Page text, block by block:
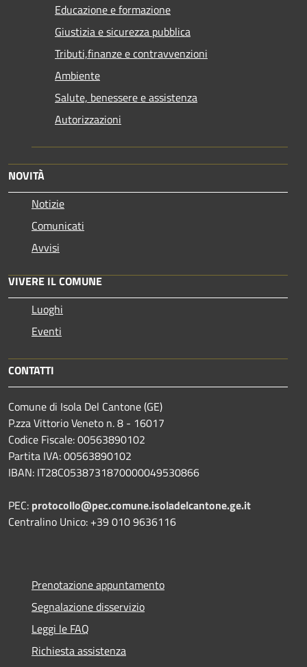
Educazione e formazione
Giustizia e sicurezza pubblica
Tributi,finanze e contravvenzioni
Ambiente
Salute, benessere e assistenza
Autorizzazioni
NOVITÀ
Notizie
Comunicati
Avvisi
VIVERE IL COMUNE
Luoghi
Eventi
CONTATTI
Comune di Isola Del Cantone (GE)
P.zza Vittorio Veneto n. 8 - 16017
Codice Fiscale: 00563890102
Partita IVA: 00563890102
IBAN: IT28C0538731870000049530866
PEC: protocollo@pec.comune.isoladelcantone.ge.it
Centralino Unico: +39 010 9636116
Prenotazione appuntamento
Segnalazione disservizio
Leggi le FAQ
Richiesta assistenza